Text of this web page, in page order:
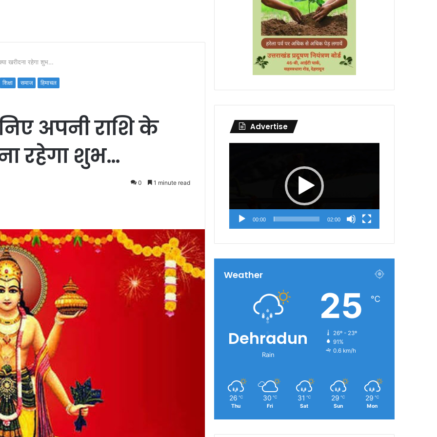
खरीदना रहेगा शुभ…
शिक्षा समाज हिमाचल
अपनी राशि के
रहेगा शुभ…
0 1 minute read
Advertise
00:00 02:00
Weather
Dehradun
Rain
25 ℃
26º - 23º
91%
0.6 km/h
26 ℃
Thu
30 ℃
Fri
31 ℃
Sat
29 ℃
Sun
29 ℃
Mon